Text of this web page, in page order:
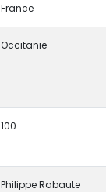
France
Occitanie
100
Philippe Rabaute